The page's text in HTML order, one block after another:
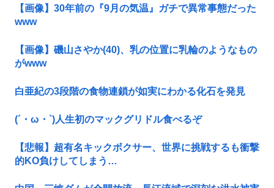
【画像】30年前の『9月の気温』ガチで異常事態だった
www
【画像】磯山さやか(40)、乳の位置に乳輪のようなもの
がwww
白亜紀の3段階の食物連鎖が如実にわかる化石を発見
(´・ω・`)人生初のマックグリドル食べるぞ
【悲報】超有名キックボクサー、世界に挑戦するも衝撃
的KO負けしてしまう…